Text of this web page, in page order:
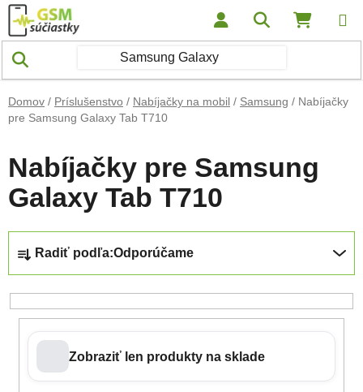
Prejsť na obsah Hľadať
Domov / Príslušenstvo / Nabíjačky na mobil / Samsung / Nabíjačky
pre Samsung Galaxy Tab T710
Nabíjačky pre Samsung
Galaxy Tab T710
Radiť podľa:Odporúčame
Zobraziť len produkty na sklade